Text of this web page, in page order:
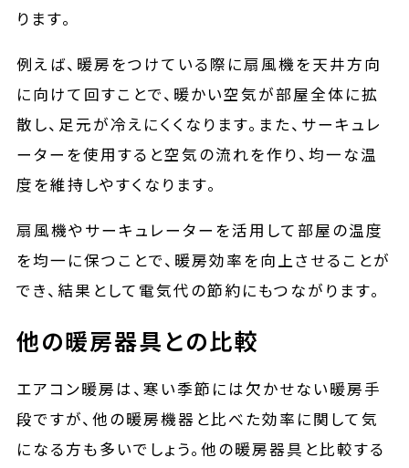
ります。
例えば、暖房をつけている際に扇風機を天井方向
に向けて回すことで、暖かい空気が部屋全体に拡
散し、足元が冷えにくくなります。また、サーキュレ
ーターを使用すると空気の流れを作り、均一な温
度を維持しやすくなります。
扇風機やサーキュレーターを活用して部屋の温度
を均一に保つことで、暖房効率を向上させることが
でき、結果として電気代の節約にもつながります。
他の暖房器具との比較
エアコン暖房は、寒い季節には欠かせない暖房手
段ですが、他の暖房機器と比べた効率に関して気
になる方も多いでしょう。他の暖房器具と比較する